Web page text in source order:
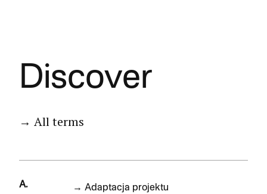
Discover
→ All terms
A. → Adaptacja projektu